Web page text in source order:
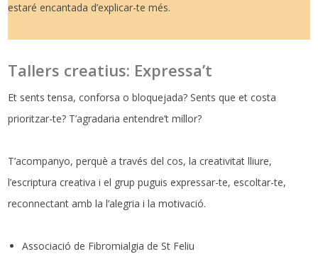
estaré encantada d’explicar-te més.
Tallers creatius: Expressa’t
Et sents tensa, conforsa o bloquejada? Sents que et costa
prioritzar-te? T’agradaria entendre’t millor?
T’acompanyo, perquè a través del cos, la creativitat lliure,
l’escriptura creativa i el grup puguis expressar-te, escoltar-te,
reconnectant amb la l’alegria i la motivació.
Associació de Fibromialgia de St Feliu